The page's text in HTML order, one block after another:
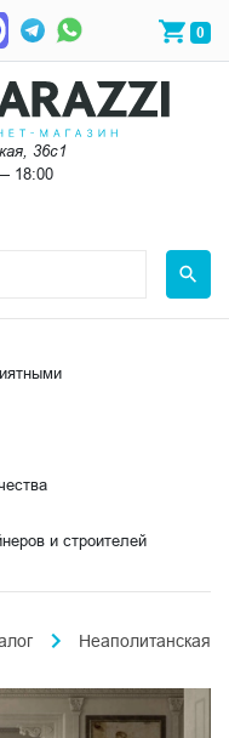
0
36с1
18:00
и строителей
Неаполитанская